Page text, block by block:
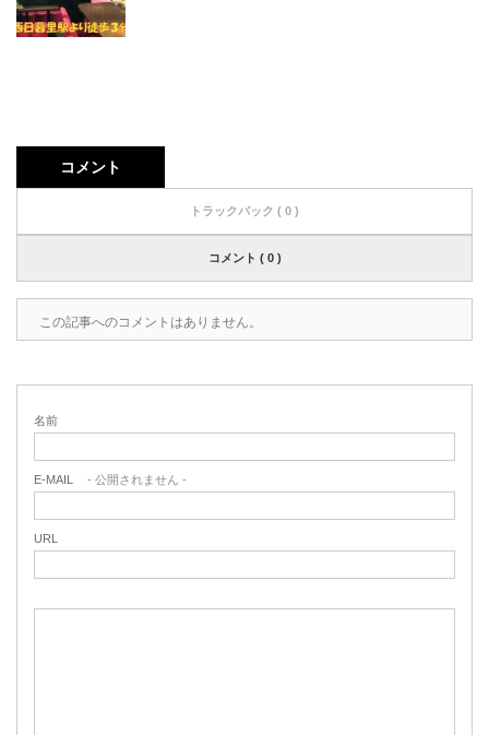
コメント
トラックバック ( 0 )
コメント ( 0 )
この記事へのコメントはありません。
名前
E-MAIL - 公開されません -
URL